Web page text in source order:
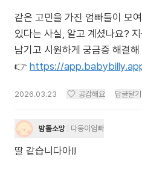
같은 고민을 가진 엄빠들이 모
있다는 사실, 알고 계셨나요?
남기고 시원하게 궁금증 해결
👉 https://
2026.03.23 공감해요 답글달기
밤톨소망 다둥이엄빠
딸 같습니다아!!